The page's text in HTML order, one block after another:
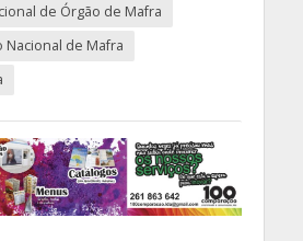
de Órgão de Mafra
Nacional de Mafra